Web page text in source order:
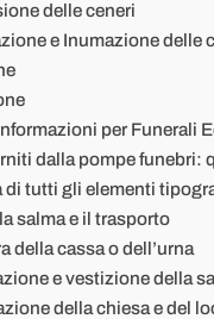
delle ceneri
e Inumazione delle
per Funerali
dalla pompe funebri:
di tutti gli elementi
salma e il trasporto
della cassa o dell’urna
e vestizione della
della chiesa e del